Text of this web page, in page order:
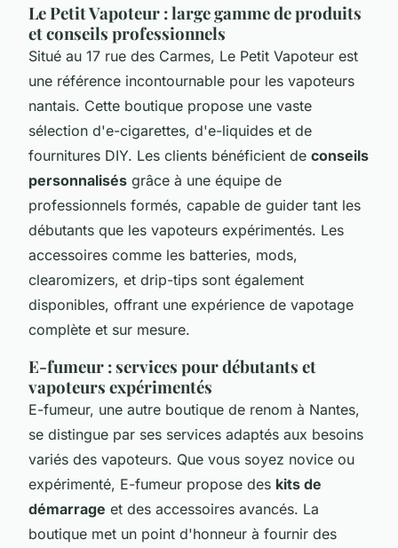
Le Petit Vapoteur : large gamme de produits
et conseils professionnels
Situé au 17 rue des Carmes, Le Petit Vapoteur est
une référence incontournable pour les vapoteurs
nantais. Cette boutique propose une vaste
sélection d'e-cigarettes, d'e-liquides et de
fournitures DIY. Les clients bénéficient de conseils
personnalisés grâce à une équipe de
professionnels formés, capable de guider tant les
débutants que les vapoteurs expérimentés. Les
accessoires comme les batteries, mods,
clearomizers, et drip-tips sont également
disponibles, offrant une expérience de vapotage
complète et sur mesure.
E-fumeur : services pour débutants et
vapoteurs expérimentés
E-fumeur, une autre boutique de renom à Nantes,
se distingue par ses services adaptés aux besoins
variés des vapoteurs. Que vous soyez novice ou
expérimenté, E-fumeur propose des kits de
démarrage et des accessoires avancés. La
boutique met un point d'honneur à fournir des